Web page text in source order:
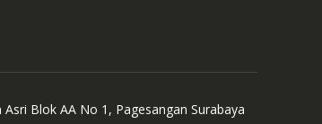
Asri Blok AA No 1, Pagesangan Surabaya